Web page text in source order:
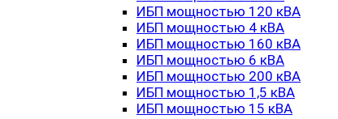
ИБП мощностью 120 кВА
ИБП мощностью 4 кВА
ИБП мощностью 160 кВА
ИБП мощностью 6 кВА
ИБП мощностью 200 кВА
ИБП мощностью 1,5 кВА
ИБП мощностью 15 кВА